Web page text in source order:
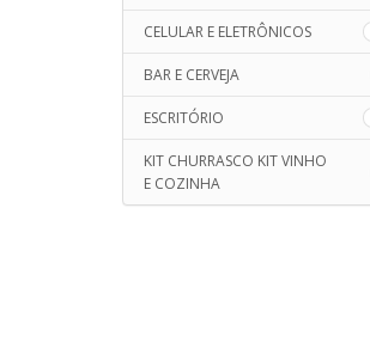
CELULAR E ELETRÔNICOS
BAR E CERVEJA
ESCRITÓRIO
KIT CHURRASCO KIT VINHO
E COZINHA